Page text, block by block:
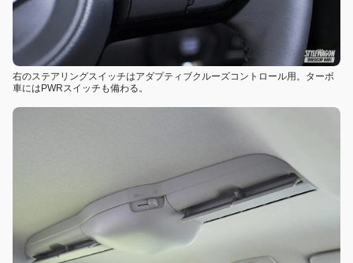
右のステアリングスイッチはアダプティブクルーズコントロール用。ターボ
車にはPWRスイッチも備わる。